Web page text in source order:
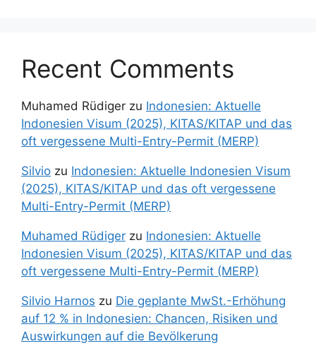
Recent Comments
Muhamed Rüdiger zu Indonesien: Aktuelle
Indonesien Visum (2025), KITAS/KITAP und das
oft vergessene Multi-Entry-Permit (MERP)
Silvio zu Indonesien: Aktuelle Indonesien Visum
(2025), KITAS/KITAP und das oft vergessene
Multi-Entry-Permit (MERP)
Muhamed Rüdiger zu Indonesien: Aktuelle
Indonesien Visum (2025), KITAS/KITAP und das
oft vergessene Multi-Entry-Permit (MERP)
Silvio Harnos zu Die geplante MwSt.-Erhöhung
auf 12 % in Indonesien: Chancen, Risiken und
Auswirkungen auf die Bevölkerung